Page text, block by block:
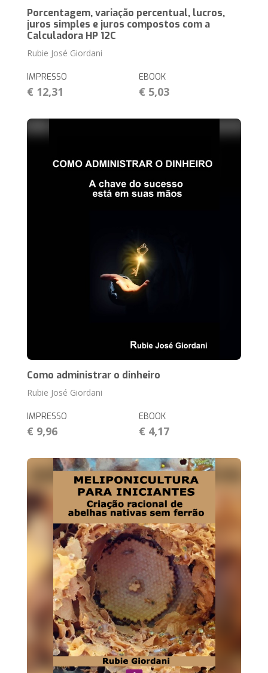
Porcentagem, variação percentual, lucros,
juros simples e juros compostos com a
Calculadora HP 12C
Rubie José Giordani
IMPRESSO
€ 12,31
EBOOK
€ 5,03
Como administrar o dinheiro
Rubie José Giordani
IMPRESSO
€ 9,96
EBOOK
€ 4,17